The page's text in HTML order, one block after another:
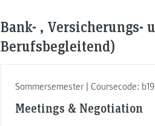
Bank- , Versicherungs-
Berufsbegleitend)
Sommersemester | Coursecode:
Meetings & Negotiation